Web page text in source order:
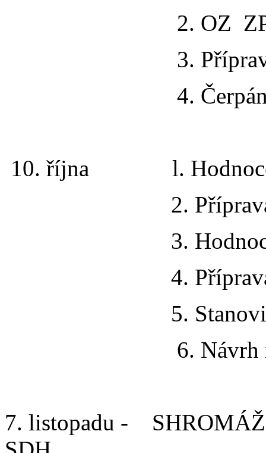
2. OZ ZPV
3. Příprava
4. Čerpání
10. října l.
2. Příprava
3. Hodnocení
4. Příprava VVH
5. Stanovit
6. Návrh
7. listopadu -